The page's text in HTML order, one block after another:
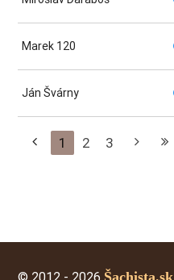
Marek 120
Ján Švárny
1 2 3
Šachista.sk